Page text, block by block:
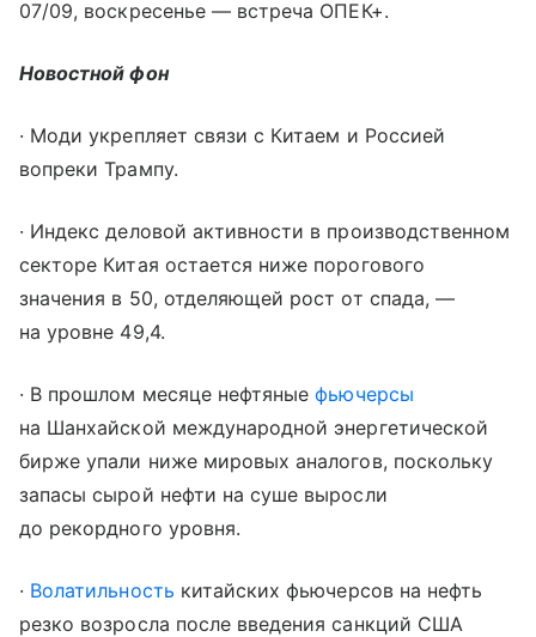
07/09, воскресенье — встреча ОПЕК+.
Новостной фон
· Моди укрепляет связи с Китаем и Россией
вопреки Трампу.
· Индекс деловой активности в производственном
секторе Китая остается ниже порогового
значения в 50, отделяющей рост от спада, —
на уровне 49,4.
· В прошлом месяце нефтяныефьючерсы
на Шанхайской международной энергетической
бирже упали ниже мировых аналогов, поскольку
запасы сырой нефти на суше выросли
до рекордного уровня.
· Волатильность китайских фьючерсов на нефть
резко возросла после введения санкций США